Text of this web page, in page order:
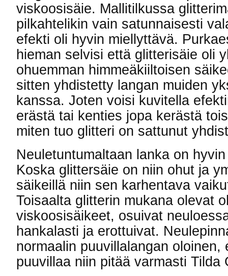
viskoosisäie. Mallitilkussa
pilkahtelikin vain satunnaisesti
efekti oli hyvin miellyttävä.
hieman selvisi että glitterisäie oli
ohuemman himmeäkiiltoisen
sitten yhdistetty langan muiden
kanssa. Joten voisi kuvitella
erästä tai kenties jopa kerästä
miten tuo glitteri on sattunut
Neuletuntumaltaan lanka on
Koska glittersäie on niin ohut ja
säikeillä niin sen karhentava
Toisaalta glitterin mukana olevat
viskoosisäikeet, osuivat
hankalasti ja erottuivat.
normaalin puuvillalangan
puuvillaa niin pitää varmasti Tilda